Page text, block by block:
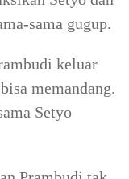
sama gugup.
keluar
memandang.
Setyo